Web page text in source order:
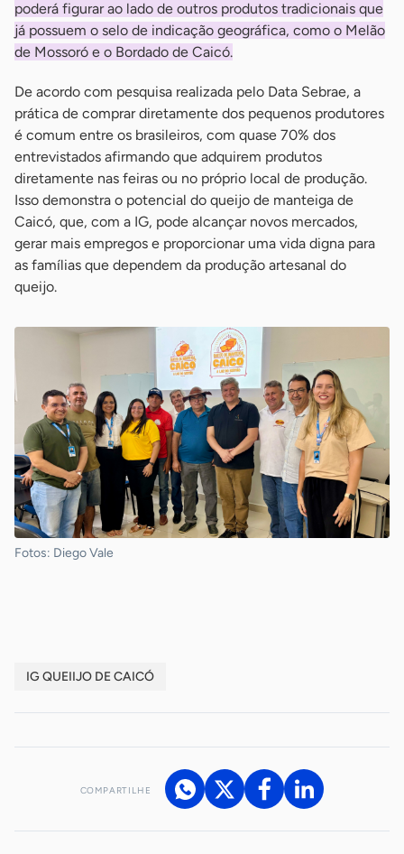
poderá figurar ao lado de outros produtos tradicionais que
já possuem o selo de indicação geográfica, como o Melão
de Mossoró e o Bordado de Caicó.
De acordo com pesquisa realizada pelo Data Sebrae, a
prática de comprar diretamente dos pequenos produtores
é comum entre os brasileiros, com quase 70% dos
entrevistados afirmando que adquirem produtos
diretamente nas feiras ou no próprio local de produção.
Isso demonstra o potencial do queijo de manteiga de
Caicó, que, com a IG, pode alcançar novos mercados,
gerar mais empregos e proporcionar uma vida digna para
as famílias que dependem da produção artesanal do
queijo.
Fotos: Diego Vale
IG QUEIIJO DE CAICÓ
COMPARTILHE